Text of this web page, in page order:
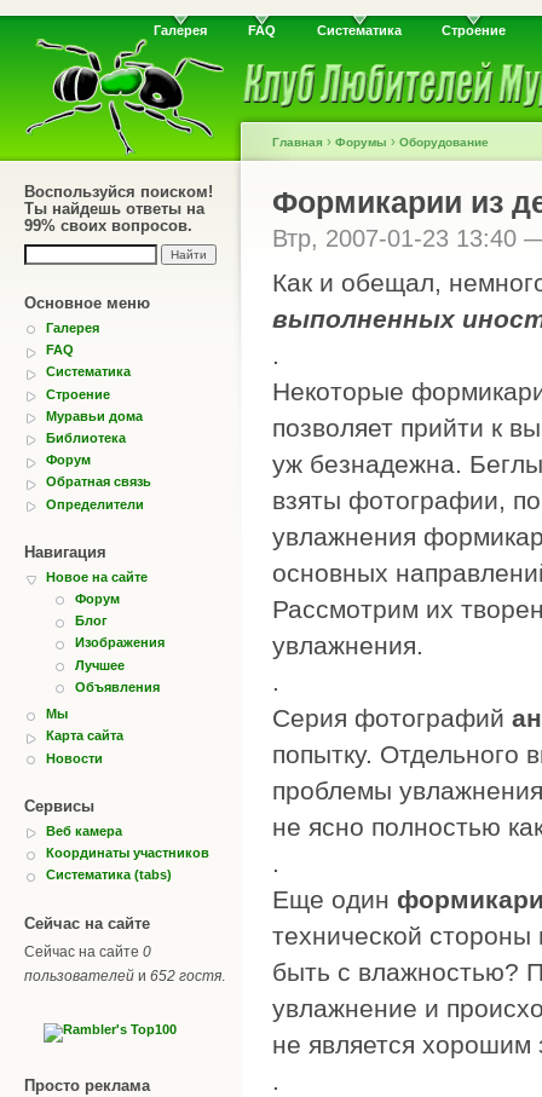
Галерея FAQ Систематика Строение
Воспользуйся поиском!
Ты найдешь ответы на
99% своих вопросов.
Основное меню
Галерея
FAQ
Систематика
Строение
Муравьи дома
Библиотека
Форум
Обратная связь
Определители
Навигация
Новое на сайте
Форум
Блог
Изображения
Лучшее
Объявления
Мы
Карта сайта
Новости
Сервисы
Веб камера
Координаты участников
Систематика (tabs)
Сейчас на сайте
Сейчас на сайте 0
пользователей и 652 гостя
Просто реклама
Главная › Форумы › Оборудование
Формикарии из
Втр, 2007-01-23 13:40
Как и обещал,
выполненных
.
Некоторые
позволяет прийти к
уж безнадежна.
взяты фотографии,
увлажнения
основных
Рассмотрим их
увлажнения.
.
Серия фотографий
попытку. Отдельного
проблемы
не ясно полностью
.
Еще один
технической стороны
быть с влажностью?
увлажнение и
не является
.